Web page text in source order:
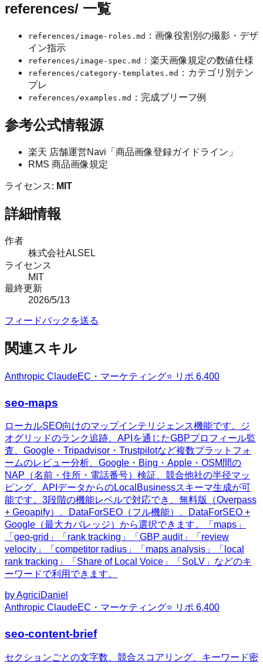
references/ 一覧
references/image-roles.md ：画像役割別の撮影・デザ
イン指示
references/image-spec.md ：楽天画像規定の数値仕様
references/category-templates.md ：カテゴリ別テン
プレ
references/examples.md ：完成ブリーフ例
参考公式情報源
楽天 店舗運営Navi「商品画像登録ガイドライン」
RMS 商品画像規定
ライセンス: MIT
詳細情報
作者
株式会社ALSEL
ライセンス
MIT
最終更新
2026/5/13
フィードバックを送る
関連スキル
Anthropic ClaudeEC・マーケティング⭐ リポ 6,400
seo-maps
ローカルSEO向けのマップインテリジェンス機能です。ジ
オグリッドのランク追跡、APIを通じたGBPプロフィール監
査、Google・Tripadvisor・Trustpilotなど複数プラットフォ
ームのレビュー分析、Google・Bing・Apple・OSM間の
NAP（名前・住所・電話番号）検証、競合他社の半径マッ
ピング、APIデータからのLocalBusinessスキーマ生成が可
能です。3段階の機能レベルで対応でき、無料版（Overpass
+ Geoapify）、DataForSEO（フル機能）、DataForSEO +
Google（最大カバレッジ）から選択できます。「maps」
「geo-grid」「rank tracking」「GBP audit」「review
velocity」「competitor radius」「maps analysis」「local
rank tracking」「Share of Local Voice」「SoLV」などのキ
ーワードで利用できます。
byAgriciDaniel
Anthropic ClaudeEC・マーケティング⭐ リポ 6,400
seo-content-brief
セクションごとの文字数、競合スコアリング、キーワード密